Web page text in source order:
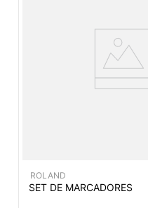
ROLAND
SET DE MARCADORES